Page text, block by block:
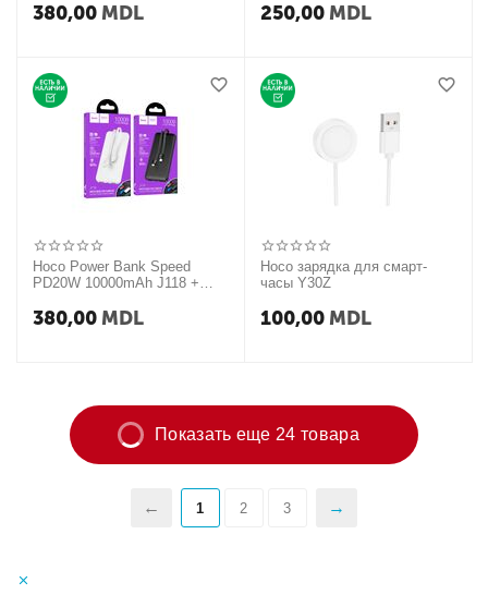
380,00 MDL 250,00 MDL
Hoco Power Bank Speed
PD20W 10000mAh J118 +
380,00 MDL
Hoco зарядка для смарт-
часы Y30Z
100,00 MDL
Показать еще 24 товара
1 2 3